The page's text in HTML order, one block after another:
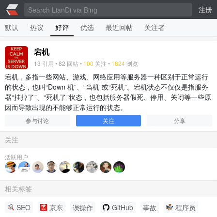
注册
默认
热议 好评 优选 最近回帖 关注者
宕机
13 引用 •82 回帖 • 100 关注 • 1824浏览
宕机，多指一些网站、游戏、网络应用等服务器一种区别于正常运行
的状态，也叫“Down 机”、“当机”或“死机”。宕机状态不仅仅是指服务
器“挂掉了”、“死机了”状态，也包括服务器假死、停用、关闭等一些原
因而导致出现的不能够正常运行的状态。
参与讨论 关注 分享
关注
活跃用户
相关标签
SEO
京东 误操作 GitHub 事故 程序员